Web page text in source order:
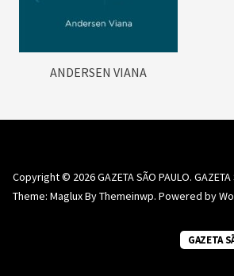
ANDERSEN VIANA
Copyright © 2026GAZETA SÃO PAULO. GAZETA
Theme: Maglux ByThemeinwp. Powered by
GAZETA